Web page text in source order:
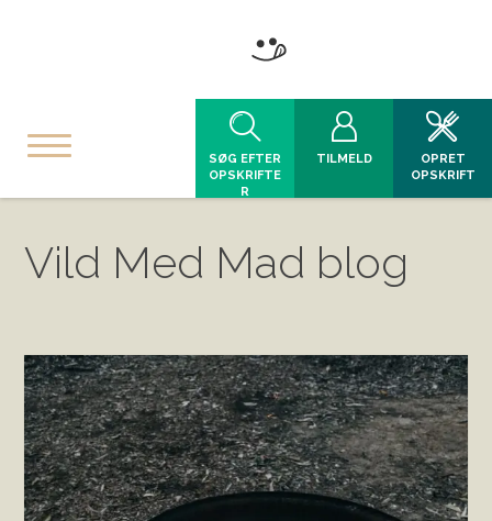
SØG EFTER
OPSKRIFTE
R
TILMELD
OPRET
OPSKRIFT
Vild Med Mad blog